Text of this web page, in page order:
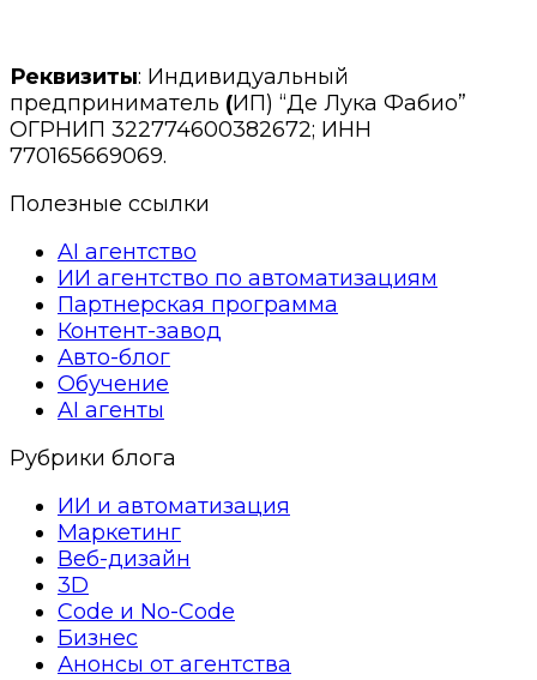
Реквизиты: Индивидуальный
предприниматель (ИП) “Де Лука Фабио”
ОГРНИП 322774600382672; ИНН
770165669069.
Полезные ссылки
AI агентство
ИИ агентство по автоматизациям
Партнерская программа
Контент-завод
Авто-блог
Обучение
AI агенты
Рубрики блога
ИИ и автоматизация
Маркетинг
Веб-дизайн
3D
Code и No-Code
Бизнес
Анонсы от агентства